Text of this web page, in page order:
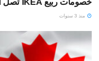
خصومات ربيع IKEA تصل الى 50 بالمية
منذ 3 سنوات